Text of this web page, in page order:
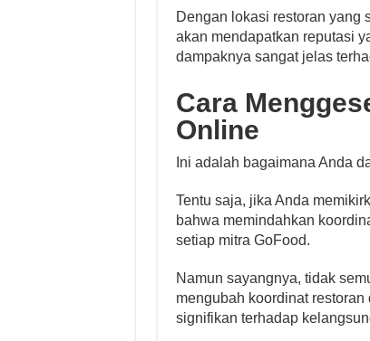
Dengan lokasi restoran yang
akan mendapatkan reputasi
dampaknya sangat jelas
Cara
Online
Ini adalah bagaimana Anda
Tentu saja, jika Anda
bahwa memindahkan
setiap mitra GoFood.
Namun sayangnya, tidak
mengubah koordinat
signifikan terhadap